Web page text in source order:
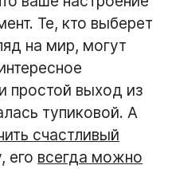
Те, кто выберет
на мир, могут
простой выход из
тупиковой. А
счастливый
его всегда можно